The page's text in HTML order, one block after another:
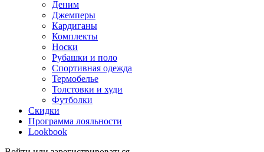
Деним
Джемперы
Кардиганы
Комплекты
Носки
Рубашки и поло
Спортивная одежда
Термобелье
Толстовки и худи
Футболки
Скидки
Программа лояльности
Lookbook